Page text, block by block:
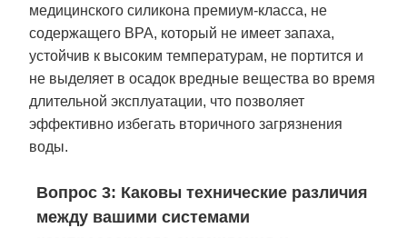
медицинского силикона премиум-класса, не
содержащего BPA, который не имеет запаха,
устойчив к высоким температурам, не портится и
не выделяет в осадок вредные вещества во время
длительной эксплуатации, что позволяет
эффективно избегать вторичного загрязнения
воды.
Вопрос 3: Каковы технические различия
между вашими системами